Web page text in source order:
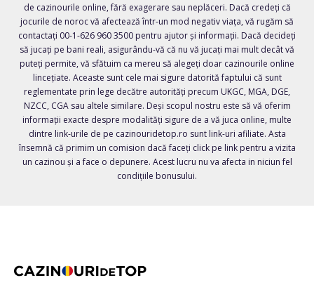
de cazinourile online, fără exagerare sau neplăceri. Dacă credeți că
jocurile de noroc vă afectează într-un mod negativ viața, vă rugăm să
contactați 00-1-626 960 3500 pentru ajutor și informații. Dacă decideți
să jucați pe bani reali, asigurându-vă că nu vă jucați mai mult decât vă
puteți permite, vă sfătuim ca mereu să alegeți doar cazinourile online
lincețiate. Aceaste sunt cele mai sigure datorită faptului că sunt
reglementate prin lege decătre autorități precum UKGC, MGA, DGE,
NZCC, CGA sau altele similare. Deși scopul nostru este să vă oferim
informații exacte despre modalități sigure de a vă juca online, multe
dintre link-urile de pe cazinouridetop.ro sunt link-uri afiliate. Asta
însemnă că primim un comision dacă faceți click pe link pentru a vizita
un cazinou și a face o depunere. Acest lucru nu va afecta in niciun fel
condițiile bonusului.